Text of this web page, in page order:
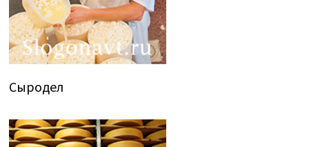
Сыродел